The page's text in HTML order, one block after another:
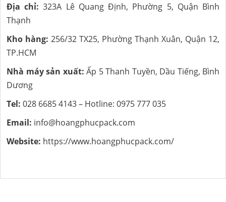
Địa chỉ: 323A Lê Quang Định, Phường 5, Quận Bình
Thạnh
Kho hàng: 256/32 TX25, Phường Thạnh Xuân, Quận 12,
TP.HCM
Nhà máy sản xuất: Ấp 5 Thanh Tuyền, Dầu Tiếng, Bình
Dương
Tel: 028 6685 4143 – Hotline: 0975 777 035
Email: info@hoangphucpack.com
Website: https://www.hoangphucpack.com/